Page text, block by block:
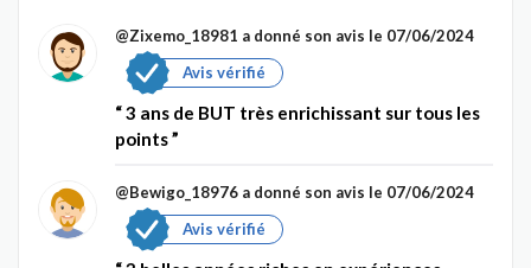
@Zixemo_18981 a donné son avis le 07/06/2024
Avis vérifié
3 ans de BUT très enrichissant sur tous les
points
@Bewigo_18976 a donné son avis le 07/06/2024
Avis vérifié